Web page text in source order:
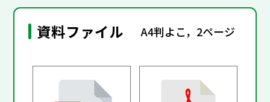
資料ファイル A4判よこ，2ページ